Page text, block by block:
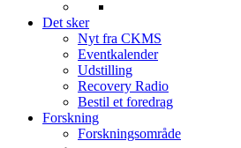
Det sker
Nyt fra CKMS
Eventkalender
Udstilling
Recovery Radio
Bestil et foredrag
Forskning
Forskningsområde